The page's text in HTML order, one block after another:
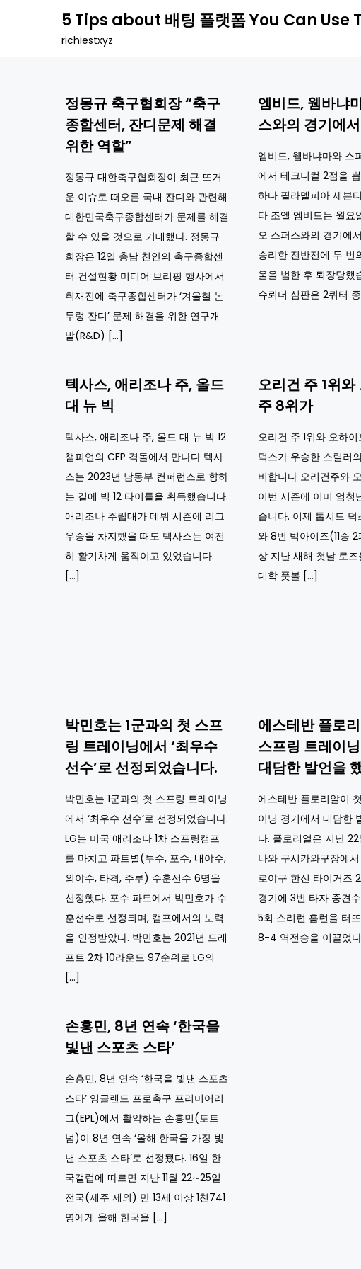
5 Tips about 배팅 플랫폼 You Can Use
richiestxyz
정몽규 축구협회장 “축구
종합센터, 잔디문제 해결
위한 역할”
정몽규 대한축구협회장이 최근 뜨거
운 이슈로 떠오른 국내 잔디와 관련해
대한민국축구종합센터가 문제를 해결
할 수 있을 것으로 기대했다. 정몽규
회장은 12일 충남 천안의 축구종합센
터 건설현황 미디어 브리핑 행사에서
취재진에 축구종합센터가 ‘겨울철 논
두렁 잔디’ 문제 해결을 위한 연구개
발(R&D) […]
엠비드, 웸바냐
스와의 경기에서
엠비드, 웸바냐마와 스
에서 테크니컬 2점을
하다 필라델피아 세븐
타 조엘 엠비드는 월요
오 스퍼스와의 경기에
승리한 전반전에 두 번
울을 범한 후 퇴장당했
슈뢰더 심판은 2쿼터
텍사스, 애리조나 주, 올드
대 뉴 빅
텍사스, 애리조나 주, 올드 대 뉴 빅 12
챔피언의 CFP 격돌에서 만나다 텍사
스는 2023년 남동부 컨퍼런스로 향하
는 길에 빅 12 타이틀을 획득했습니다.
애리조나 주립대가 데뷔 시즌에 리그
우승을 차지했을 때도 텍사스는 여전
히 활기차게 움직이고 있었습니다.
[…]
오리건 주 1위
주 8위가
오리건 주 1위와 오하
덕스가 우승한 스릴러
비합니다 오리건주와
이번 시즌에 이미 엄청
습니다. 이제 톱시드
와 8번 벅아이즈(11승
상 지난 새해 첫날 로즈
대학 풋볼 […]
박민호는 1군과의 첫 스프
링 트레이닝에서 ‘최우수
선수’로 선정되었습니다.
박민호는 1군과의 첫 스프링 트레이닝
에서 ‘최우수 선수’로 선정되었습니다.
LG는 미국 애리조나 1차 스프링캠프
를 마치고 파트별(투수, 포수, 내야수,
외야수, 타격, 주루) 수훈선수 6명을
선정했다. 포수 파트에서 박민호가 수
훈선수로 선정되며, 캠프에서의 노력
을 인정받았다. 박민호는 2021년 드래
프트 2차 10라운드 97순위로 LG의
[…]
에스테반 플로
스프링 트레이
대담한 발언을
에스테반 플로리알이
이닝 경기에서 대담한
다. 플로리얼은 지난
나와 구시카와구장에
로야구 한신 타이거즈
경기에 3번 타자 중견
5회 스리런 홈런을 터
8-4 역전승을 이끌었
손흥민, 8년 연속 ‘한국을
빛낸 스포츠 스타’
손흥민, 8년 연속 ‘한국을 빛낸 스포츠
스타’ 잉글랜드 프로축구 프리미어리
그(EPL)에서 활약하는 손흥민(토트
넘)이 8년 연속 ‘올해 한국을 가장 빛
낸 스포츠 스타’로 선정됐다. 16일 한
국갤럽에 따르면 지난 11월 22∼25일
전국(제주 제외) 만 13세 이상 1천741
명에게 올해 한국을 […]